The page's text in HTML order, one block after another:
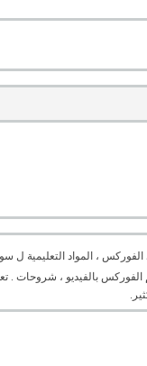
، المواد التعليمية ل
بالفيديو ، شروحات .